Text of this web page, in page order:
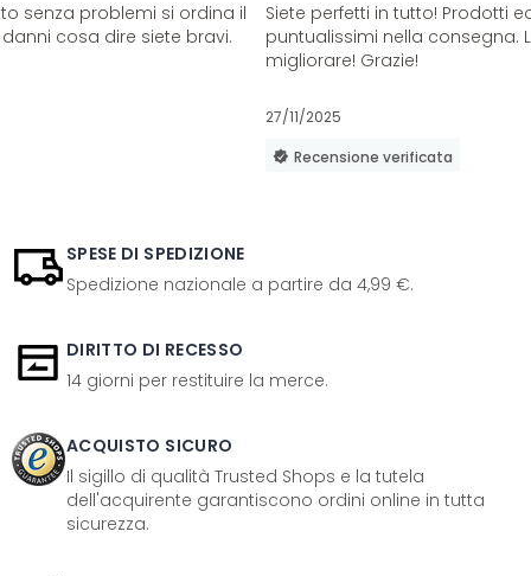
senza problemi si ordina il
cosa dire siete bravi.
Siete perfetti in tutto! Prodotti
puntualissimi nella consegna.
migliorare! Grazie!
27/11/2025
Recensione verificata
SPESE DI SPEDIZIONE
Spedizione nazionale a partire da 4,99 €.
DIRITTO DI RECESSO
14 giorni per restituire la merce.
ACQUISTO SICURO
Il sigillo di qualità Trusted Shops e la tutela
dell'acquirente garantiscono ordini online in tutta
sicurezza.